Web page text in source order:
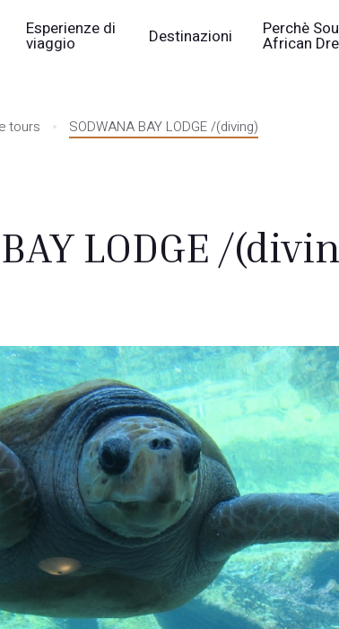
Esperienze di
viaggio Destinazioni Perchè
African
tours SODWANA BAY LODGE /(diving)
LODGE /